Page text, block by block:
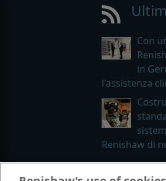
Con
in
l'assistenza
Renishaw di